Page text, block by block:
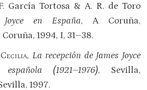
García Tortosa & A. R. de Toro
Joyce en España, A Coruña,
1994, I, 31–38.
, La recepción de James Joyce
(1921–1976), Sevilla,
1997.